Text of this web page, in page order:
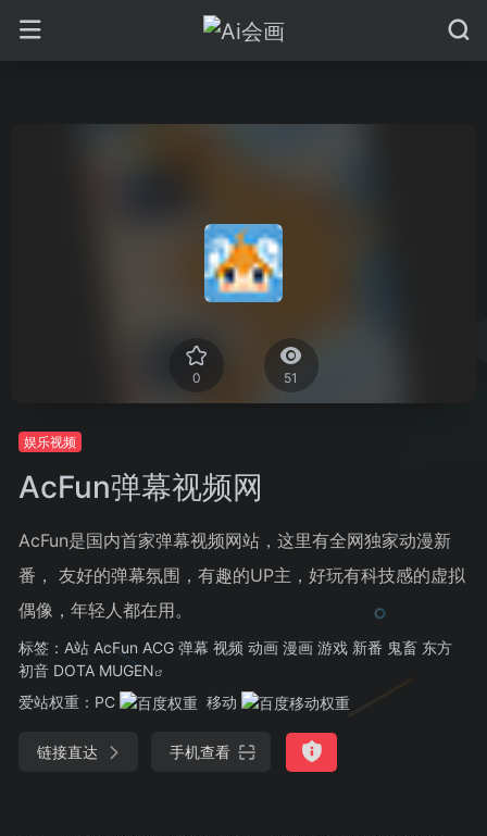
0 51
娱乐视频
AcFun弹幕视频网
AcFun是国内首家弹幕视频网站，这里有全网独家动漫新
番， 友好的弹幕氛围，有趣的UP主，好玩有科技感的虚拟
偶像，年轻人都在用。
标签： A站 AcFun ACG 弹幕 视频 动画 漫画 游戏 新番 鬼畜 东方
初音 DOTA MUGEN
爱站权重： PC 移动
链接直达 手机查看